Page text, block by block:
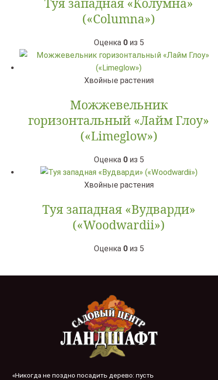
(«Сolumna»)
Оценка 0из 5
Хвойные растения
Можжевельник
горизонтальный «Лайм Глоу»
(«Limeglow»)
Оценка 0из 5
Хвойные растения
Туя западная «Вудварди»
(«Woodwardii»)
Оценка 0из 5
«Никогда не поздно посадить дерево: пусть